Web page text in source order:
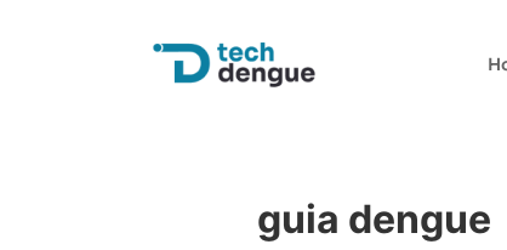
guia dengue